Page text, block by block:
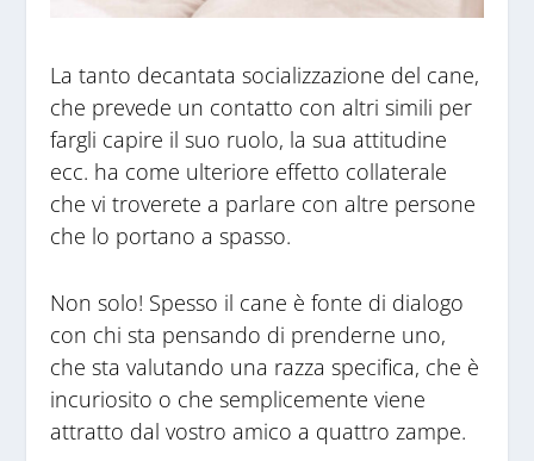
La tanto decantata socializzazione del cane,
che prevede un contatto con altri simili per
fargli capire il suo ruolo, la sua attitudine
ecc. ha come ulteriore effetto collaterale
che vi troverete a parlare con altre persone
che lo portano a spasso.
Non solo! Spesso il cane è fonte di dialogo
con chi sta pensando di prenderne uno,
che sta valutando una razza specifica, che è
incuriosito o che semplicemente viene
attratto dal vostro amico a quattro zampe.